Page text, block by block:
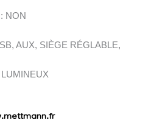
NON
AUX, SIÈGE RÉGLABLE,